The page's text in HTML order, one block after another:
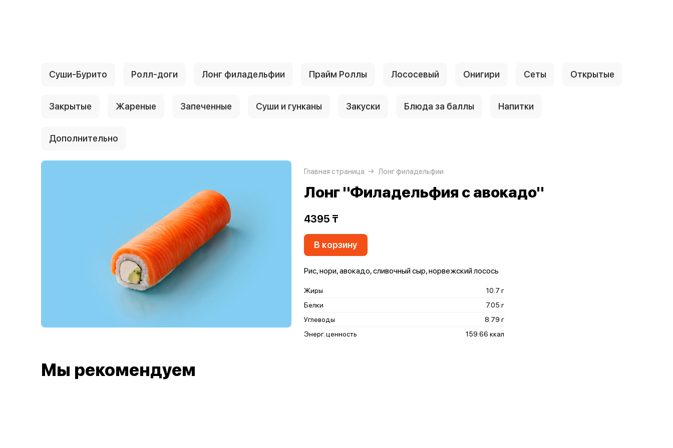
Суши-Бурито Ролл-доги Лонг филадельфии Прайм Роллы Лососевый Онигири Сеты Открытые
Закрытые Жареные Запеченные Суши и гунканы Закуски Блюда за баллы Напитки
Дополнительно
Главная страница Лонг филадельфии
Лонг "Филадельфия с авокадо"
4395 ₸
В корзину
Рис, нори, авокадо, сливочный сыр, норвежский лосось
Жиры
10.7 г
Белки
7.05 г
Углеводы
8.79 г
Энерг. ценность
159.66 ккал
Мы рекомендуем